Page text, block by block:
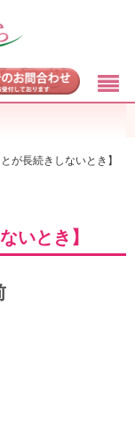
が長続きしないとき】
いとき】